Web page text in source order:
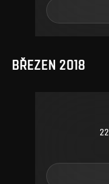
BŘEZEN 2018
22